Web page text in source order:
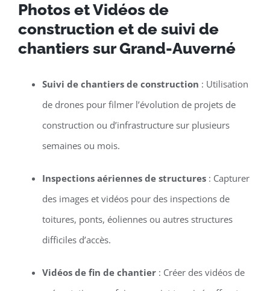
Photos et Vidéos de
construction et de suivi de
chantiers sur Grand-Auverné
Suivi de chantiers de construction : Utilisation
de drones pour filmer l’évolution de projets de
construction ou d’infrastructure sur plusieurs
semaines ou mois.
Inspections aériennes de structures: Capturer
des images et vidéos pour des inspections de
toitures, ponts, éoliennes ou autres structures
difficiles d’accès.
Vidéos de fin de chantier: Créer des vidéos de